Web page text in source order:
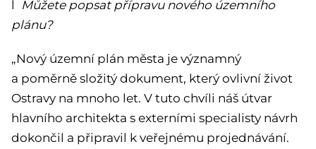
l Můžete popsat přípravu nového územního
plánu?
„Nový územní plán města je významný
a poměrně složitý dokument, který ovlivní život
Ostravy na mnoho let. V tuto chvíli náš útvar
hlavního architekta s externími specialisty návrh
dokončil a připravil k veřejnému projednávání.